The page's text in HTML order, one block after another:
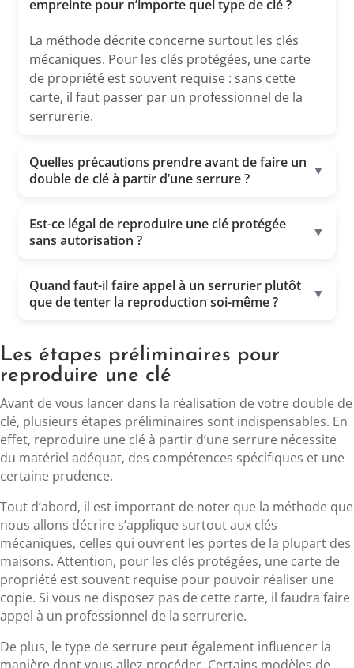
empreinte pour n’importe quel type de clé ?
La méthode décrite concerne surtout les clés
mécaniques. Pour les clés protégées, une carte
de propriété est souvent requise : sans cette
carte, il faut passer par un professionnel de la
serrurerie.
Quelles précautions prendre avant de faire un
double de clé à partir d’une serrure ?
▼
Est-ce légal de reproduire une clé protégée
sans autorisation ?
▼
Quand faut-il faire appel à un serrurier plutôt
que de tenter la reproduction soi-même ?
▼
Les étapes préliminaires pour
reproduire une clé
Avant de vous lancer dans la réalisation de votre double de
clé, plusieurs étapes préliminaires sont indispensables. En
effet, reproduire une clé à partir d’une serrure nécessite
du matériel adéquat, des compétences spécifiques et une
certaine prudence.
Tout d’abord, il est important de noter que la méthode que
nous allons décrire s’applique surtout aux clés
mécaniques, celles qui ouvrent les portes de la plupart des
maisons. Attention, pour les clés protégées, une carte de
propriété est souvent requise pour pouvoir réaliser une
copie. Si vous ne disposez pas de cette carte, il faudra faire
appel à un professionnel de la serrurerie.
De plus, le type de serrure peut également influencer la
manière dont vous allez procéder. Certains modèles de